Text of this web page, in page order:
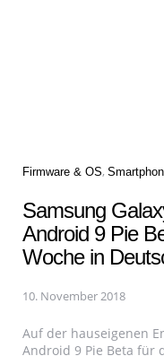
Categories
Firmware & OS
Samsung
Android 9 Pie
Woche in
10. November 2018
Auf der hauseigenen
Android 9 Pie Beta für